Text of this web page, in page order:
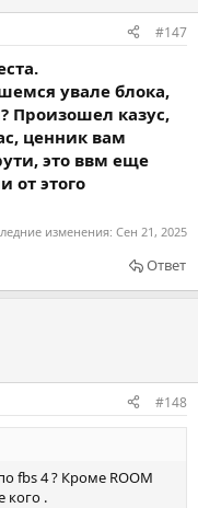
#147
увале блока,
Произошел казус,
ценник вам
это ввм еще
от этого
изменения: Сен 21, 2025
Ответ
#148
fbs 4 ? Кроме ROOM
кого .